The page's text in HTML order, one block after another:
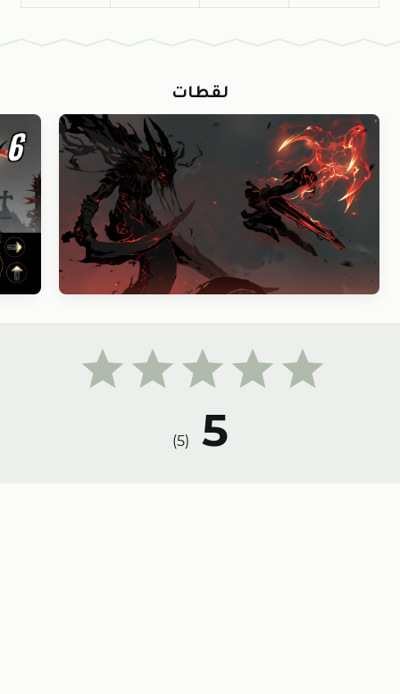
5
(
5
)
لقطات